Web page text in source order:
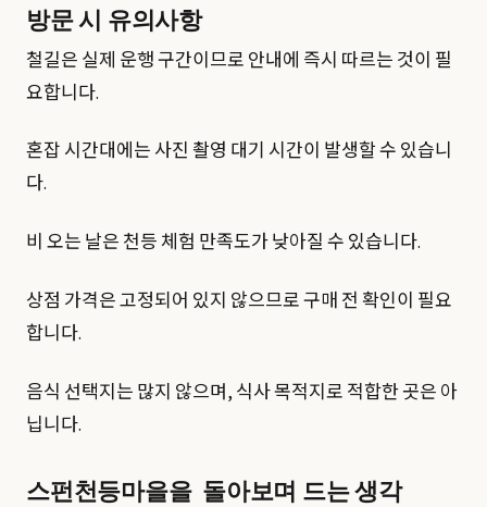
방문 시 유의사항
철길은 실제 운행 구간이므로 안내에 즉시 따르는 것이 필
요합니다.
혼잡 시간대에는 사진 촬영 대기 시간이 발생할 수 있습니
다.
비 오는 날은 천등 체험 만족도가 낮아질 수 있습니다.
상점 가격은 고정되어 있지 않으므로 구매 전 확인이 필요
합니다.
음식 선택지는 많지 않으며, 식사 목적지로 적합한 곳은 아
닙니다.
스펀천등마을을 돌아보며 드는 생각